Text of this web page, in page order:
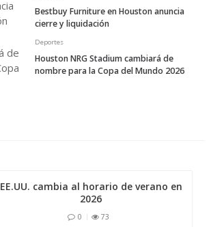
Bestbuy Furniture en Houston anuncia
cierre y liquidación
Deportes
Houston NRG Stadium cambiará de
nombre para la Copa del Mundo 2026
EE.UU. cambia al horario de verano en
2026
0 73